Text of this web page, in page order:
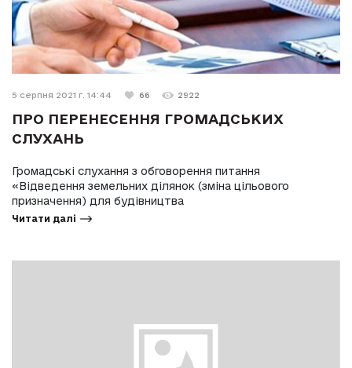
5 серпня 2021 г. 14:44 66 2922
ПРО ПЕРЕНЕСЕННЯ ГРОМАДСЬКИХ
СЛУХАНЬ
Громадські слухання з обговорення питання
«Відведення земельних ділянок (зміна цільового
призначення) для будівництва
Читати далі